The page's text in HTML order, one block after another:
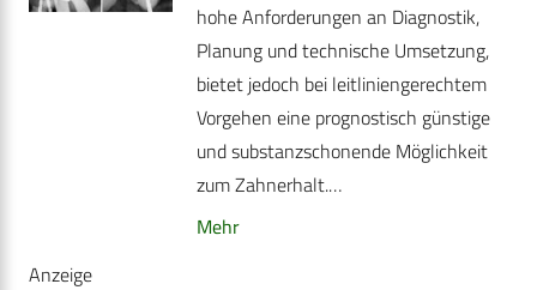
hohe Anforderungen an Diagnostik,
Planung und technische Umsetzung,
bietet jedoch bei leitliniengerechtem
Vorgehen eine prognostisch günstige
und substanzschonende Möglichkeit
zum Zahnerhalt.…
Mehr
Anzeige